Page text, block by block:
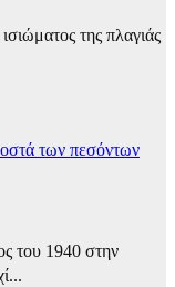
της πλαγιάς
των πεσόντων
του 1940 στην